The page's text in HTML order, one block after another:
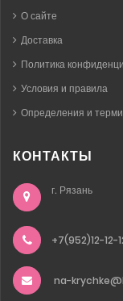
О сайте
Доставка
Политика
Условия и правила
Определения и
КОНТАКТЫ
г. Рязань
+7(952)12-12-
na-